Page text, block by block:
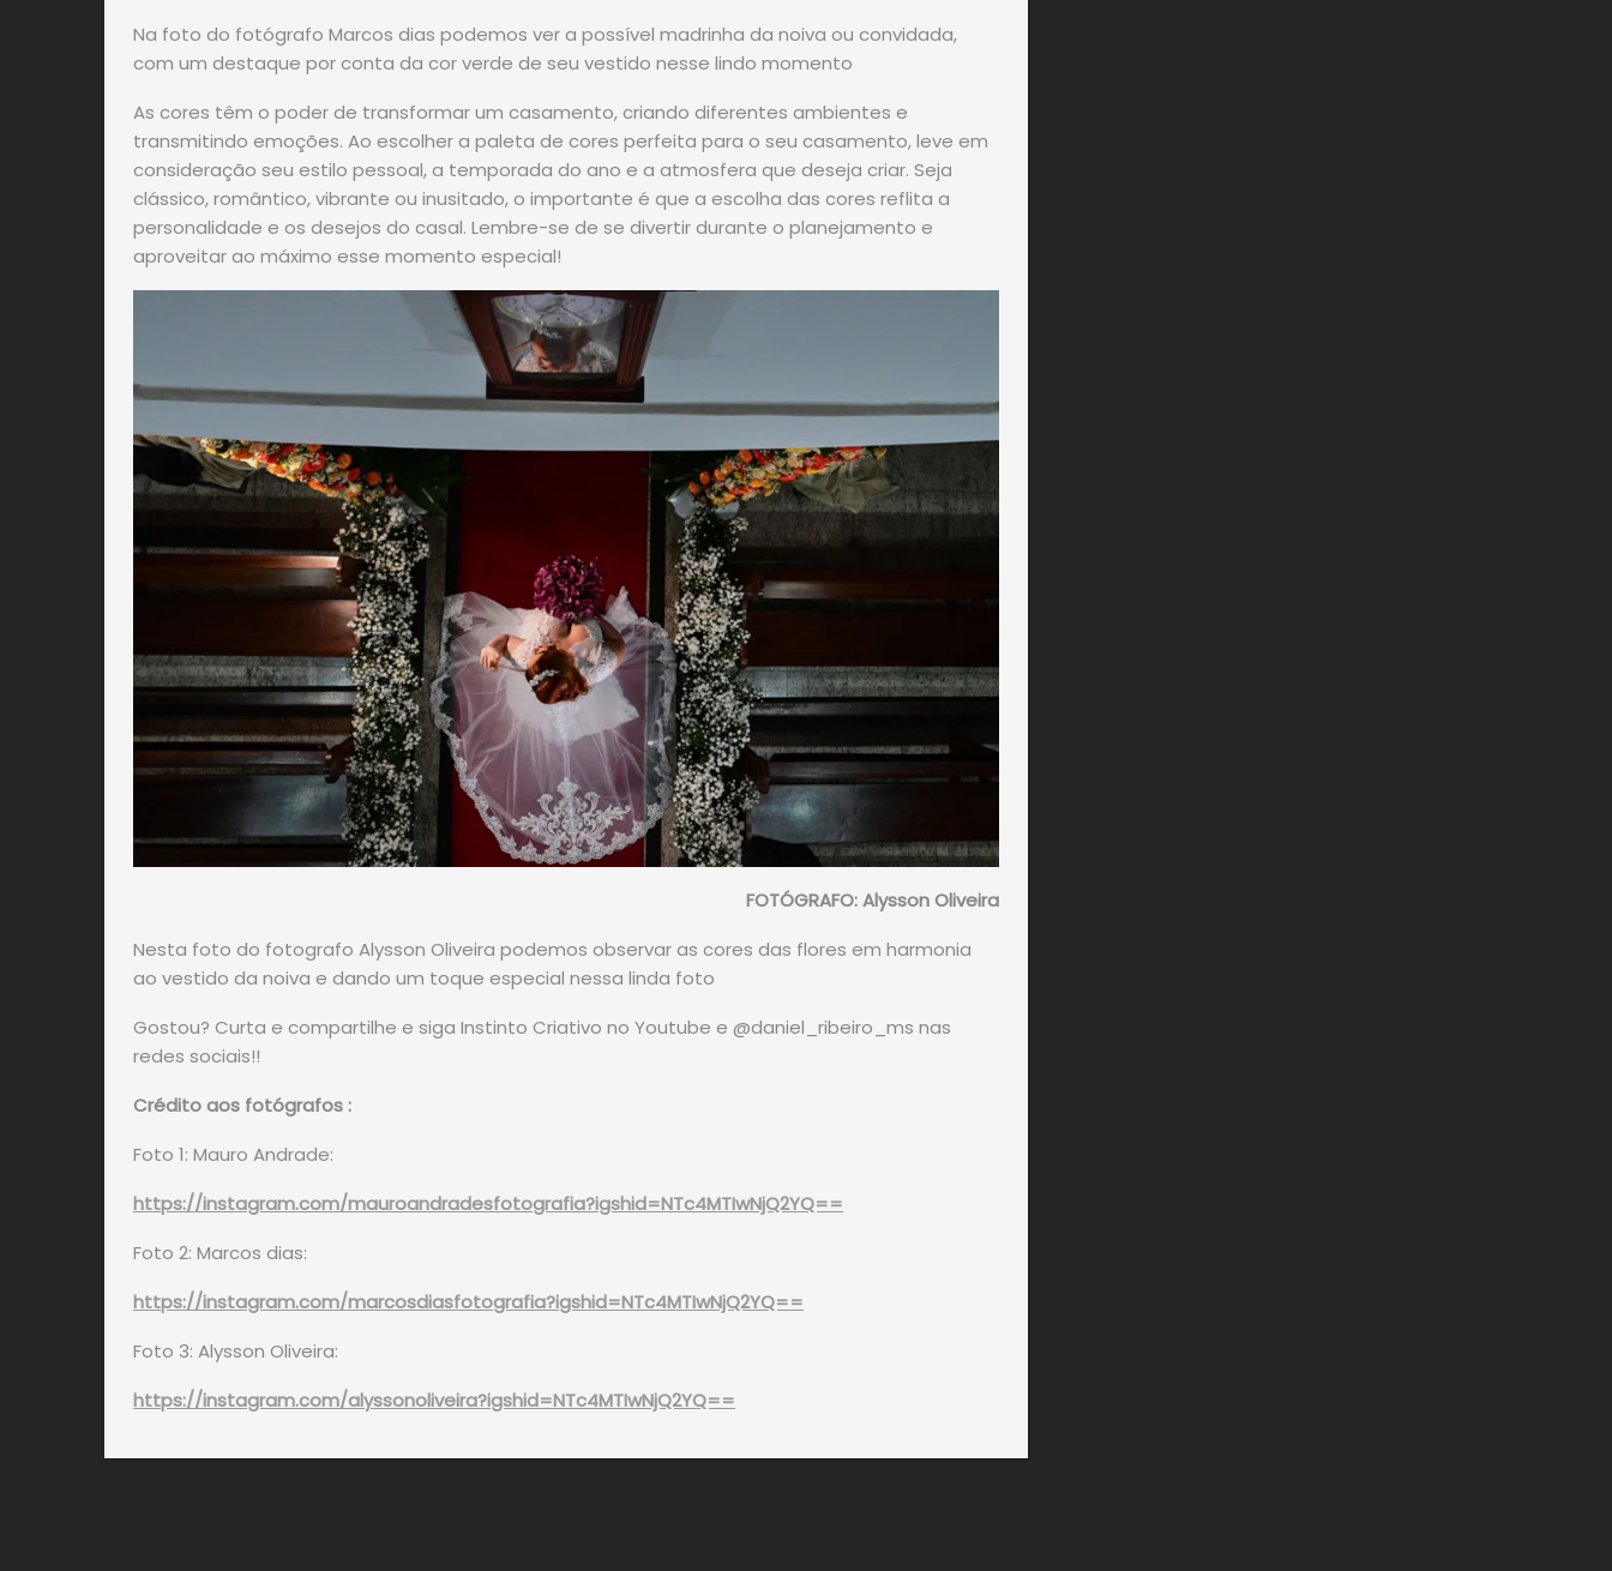
Na foto do fotógrafo Marcos dias podemos ver a possível madrinha da noiva ou convidada,
com um destaque por conta da cor verde de seu vestido nesse lindo momento
As cores têm o poder de transformar um casamento, criando diferentes ambientes e
transmitindo emoções. Ao escolher a paleta de cores perfeita para o seu casamento, leve em
consideração seu estilo pessoal, a temporada do ano e a atmosfera que deseja criar. Seja
clássico, romântico, vibrante ou inusitado, o importante é que a escolha das cores reflita a
personalidade e os desejos do casal. Lembre-se de se divertir durante o planejamento e
aproveitar ao máximo esse momento especial!
FOTÓGRAFO: Alysson Oliveira
Nesta foto do fotografo Alysson Oliveira podemos observar as cores das flores em harmonia
ao vestido da noiva e dando um toque especial nessa linda foto
Gostou? Curta e compartilhe e siga Instinto Criativo no Youtube e @daniel_ribeiro_ms nas
redes sociais!!
Crédito aos fotógrafos :
Foto 1: Mauro Andrade:
https://instagram.com/mauroandradesfotografia?igshid=NTc4MTIwNjQ2YQ==
Foto 2: Marcos dias:
https://instagram.com/marcosdiasfotografia?igshid=NTc4MTIwNjQ2YQ==
Foto 3: Alysson Oliveira:
https://instagram.com/alyssonoliveira?igshid=NTc4MTIwNjQ2YQ==